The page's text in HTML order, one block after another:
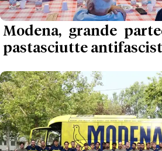
Modena, grande
pastasciutte